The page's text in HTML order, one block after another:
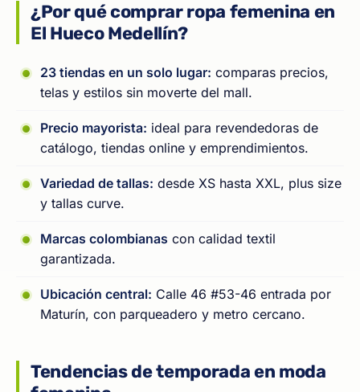
¿Por qué comprar ropa femenina en
El Hueco Medellín?
23 tiendas en un solo lugar: comparas precios,
telas y estilos sin moverte del mall.
Precio mayorista: ideal para revendedoras de
catálogo, tiendas online y emprendimientos.
Variedad de tallas: desde XS hasta XXL, plus size
y tallas curve.
Marcas colombianas con calidad textil
garantizada.
Ubicación central: Calle 46 #53-46 entrada por
Maturín, con parqueadero y metro cercano.
Tendencias de temporada en moda